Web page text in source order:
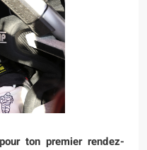
ton premier rendez-